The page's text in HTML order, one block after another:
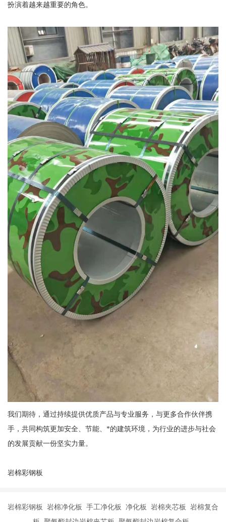
扮演着越来越重要的角色。
我们期待，通过持续提供优质产品与专业服务，与更多合作伙伴携
手，共同构筑更加安全、节能、*的建筑环境，为行业的进步与社会
的发展贡献一份坚实力量。
岩棉彩钢板
岩棉彩钢板 岩棉净化板 手工净化板 净化板 岩棉夹芯板 岩棉复合